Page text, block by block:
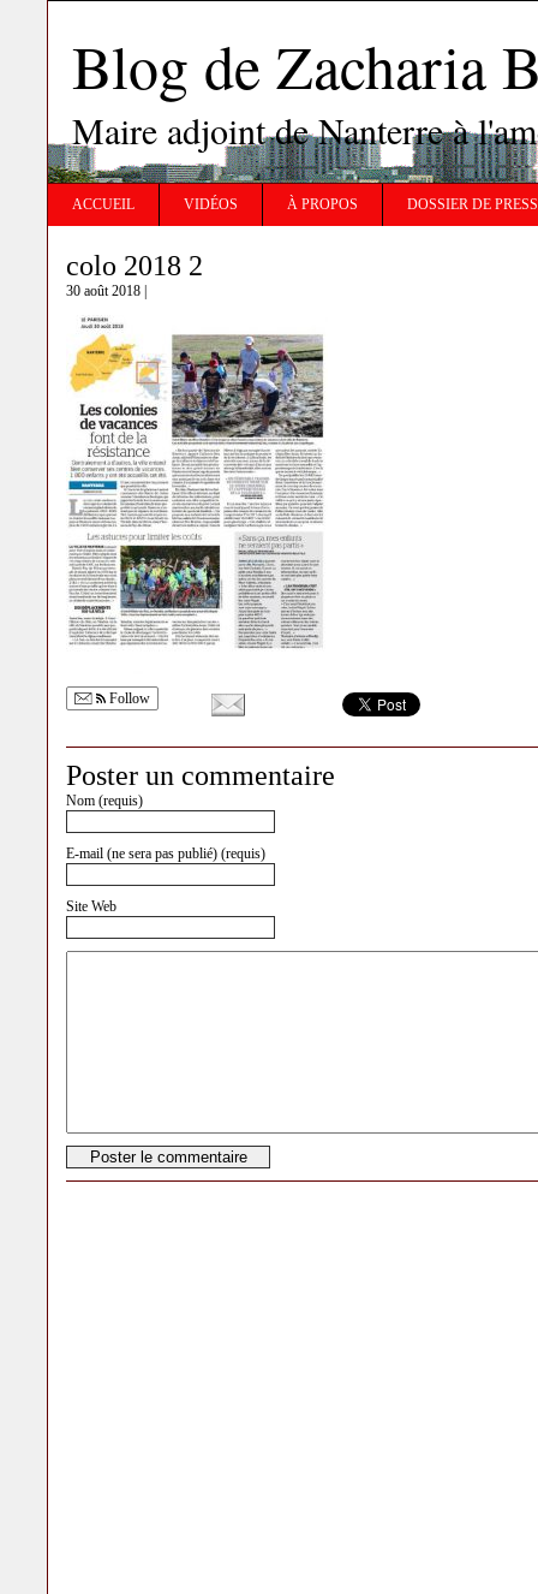
Blog de Zacharia
Maire adjoint de Nanterre à
ACCUEIL VIDÉOS À PROPOS DOSSIER DE
colo 2018 2
30 août 2018 |
Follow
Poster un commentaire
Nom (requis)
E-mail (ne sera pas publié) (requis)
Site Web